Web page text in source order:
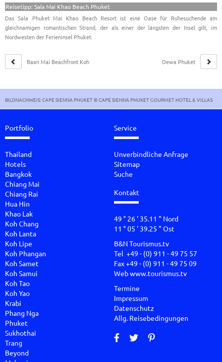
Reisetipp: Sala Mai Khao Beach Phuket
Das Sala Phuket Mai Khao Beach Resort ist eine Oase für Ruhesuchende am
gleichnamigen romantischen Strand, der als einer der längsten der Insel gilt, im
Nordwesten der Ferieninsel Phuket.
Baan Mai Beachfront Koh
Dewa Phuket
BILDNACHWEIS: CAPE SIENNA PHUKET © CAPE SIENNA PHUKET GOURMET HOTEL & VILLAS
Portfolio
Thailand
Hotels
Bangkok
Chiang Mai
Chiang Rai
Hua Hin
Khao Lak
Koh Chang
Koh Lanta
Koh Lipe
Koh Phangan
Koh Samet
Koh Samui
Koh Tao
Koh Yao
Krabi
Phang Nga
Phuket
Sukhothai
Trang
Beyond
Service
Unverbindliche Anfrage
Sitemap
Suche
Kontakt
49 ° 26 ' 35.11 " Nord
11 ° 05 ' 39.25 " Ost
B&N Tourismus.tv
Tel +49 - (0) 911 - 49 75 57
Fax +49 - (0) 911 - 49 75 09
Webwww.tourismus.tv
Termine
Impressum
Datenschutz
Allg. Reisebedingungen